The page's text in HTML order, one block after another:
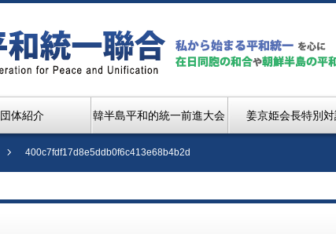
団体紹介 韓半島平和的統一前進大会 姜京姫会長特別対
400c7fdf17d8e5ddb0f6c413e68b4b2d